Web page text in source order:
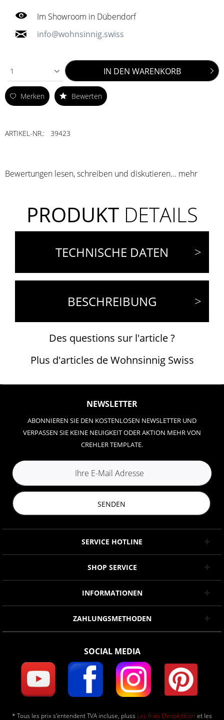
Im Showroom in Dübendorf
info@wohnsinnig.swiss
1 IN DEN WARENKORB
Merken Bewerten
ARTIKEL-NR.: 39423
Bewertungen lesen, schreiben und diskutieren... mehr
PRODUKTDETAILS
TECHNISCHE DATEN
BESCHREIBUNG
Des questions sur l'article ?
Plus d'articles de Wohnsinnig Swiss
NEWSLETTER
ABONNIEREN SIE DEN KOSTENLOSEN NEWSLETTER UND
VERPASSEN SIE KEINE NEUIGKEIT ODER AKTION MEHR VON
CREHLER TEMPLATE.
SENDEN
SERVICE HOTLINE
SHOP SERVICE
INFORMATIONEN
ZAHLUNGSMETHODEN
SOCIAL MEDIA
* Tous les prix s'entendent TVA incluse, pluss Les frais D'expédition et les